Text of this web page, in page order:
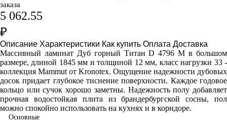
заказа
5 062.55
₽
Описание Характеристики Как купить Оплата Доставка
Массивный ламинат Дуб горный Титан D 4796 M в большом
размере, длиной 1845 мм и толщиной 12 мм, класс нагрузки 33 -
коллекция Mammut от Kronotex. Ощущение надежности дубовых
досок придает глубокое тиснение поверхности. Каждое годовое
кольцо или сучок хорошо заметны. Надежность полу добавляет
прочная водостойкая плита из брандербургской сосны, пол
можно спокойно использовать на кухнях и в коридоре.
Основные